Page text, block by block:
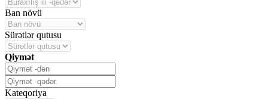
Ban növü
Sürətlər qutusu
Qiymət
Kateqoriya